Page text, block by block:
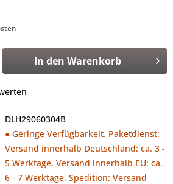
In den Warenkorb
DLH29060304B
● Geringe Verfügbarkeit. Paketdienst:
Versand innerhalb Deutschland: ca. 3 -
5 Werktage, Versand innerhalb EU: ca.
6 - 7 Werktage. Spedition: Versand